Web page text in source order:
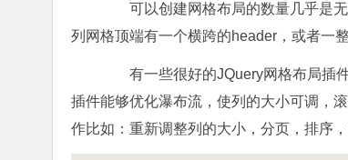
可以创建网格布局的数量几乎是无
列网格顶端有一个横跨的header，或者一
有一些很好的JQuery网格布局插件
插件能够优化瀑布流，使列的大小可调，
作比如：重新调整列的大小，分页，排序